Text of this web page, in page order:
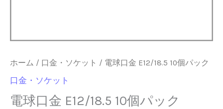
ホーム / 口金・ソケット / 電球口金 E12/18.5 10個パック
口金・ソケット
電球口金 E12/18.5 10個パック